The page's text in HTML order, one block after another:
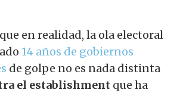
en realidad, la ola electoral
14 años de gobiernos
de golpe no es nada distinta
el establishment que ha